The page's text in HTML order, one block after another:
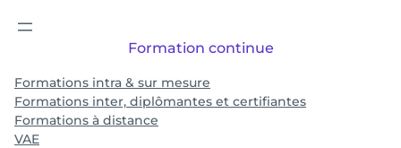
Formation continue
Formations intra & sur mesure
Formations inter, diplômantes et certifiantes
Formations à distance
VAE